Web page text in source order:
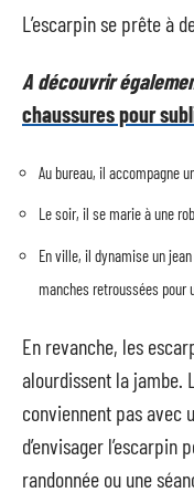
L’escarpin se prête à
A découvrir
chaussures pour
Au bureau, il accompagne
Le soir, il se marie à une
En ville, il dynamise un
manches retroussées pour
En revanche, les
alourdissent la jambe.
conviennent pas avec
d’envisager
randonnée ou une